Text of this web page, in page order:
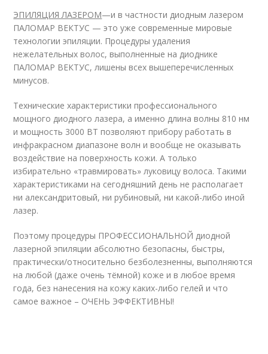
ЭПИЛЯЦИЯ ЛАЗЕРОМ—и в частности диодным лазером
ПАЛОМАР ВЕКТУС — это уже современные мировые
технологии эпиляции. Процедуры удаления
нежелательных волос, выполненные на диоднике
ПАЛОМАР ВЕКТУС, лишены всех вышеперечисленных
минусов.
Технические характеристики профессионального
мощного диодного лазера, а именно длина волны 810 нм
и мощность 3000 ВТ позволяют прибору работать в
инфракрасном диапазоне волн и вообще не оказывать
воздействие на поверхность кожи. А только
избирательно «травмировать» луковицу волоса. Такими
характеристиками на сегодняшний день не располагает
ни александритовый, ни рубиновый, ни какой-либо иной
лазер.
Поэтому процедуры ПРОФЕССИОНАЛЬНОЙ диодной
лазерной эпиляции абсолютно безопасны, быстры,
практически/относительно безболезненны, выполняются
на любой (даже очень тёмной) коже и в любое время
года, без нанесения на кожу каких-либо гелей и что
самое важное – ОЧЕНЬ ЭФФЕКТИВНЫ!